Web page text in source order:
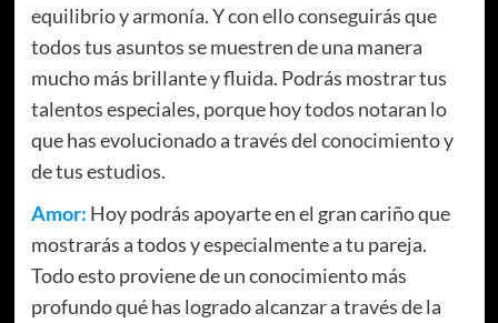
equilibrio y armonía. Y con ello conseguirás que
todos tus asuntos se muestren de una manera
mucho más brillante y fluida. Podrás mostrar tus
talentos especiales, porque hoy todos notaran lo
que has evolucionado a través del conocimiento y
de tus estudios.
Amor: Hoy podrás apoyarte en el gran cariño que
mostrarás a todos y especialmente a tu pareja.
Todo esto proviene de un conocimiento más
profundo qué has logrado alcanzar a través de la